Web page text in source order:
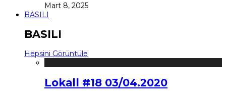
Mart 8, 2025
BASILI
BASILI
Hepsini Görüntüle
Lokall #18 03/04.2020